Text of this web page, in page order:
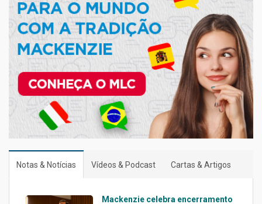
Notas & Notícias Vídeos & Podcast Cartas & Artigos
Mackenzie celebra encerramento